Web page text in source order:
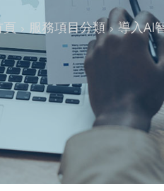
頁 服務項目分類 導入AI